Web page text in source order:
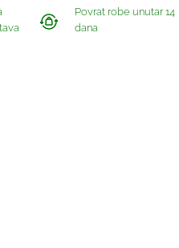
Povrat robe unutar 14
dana